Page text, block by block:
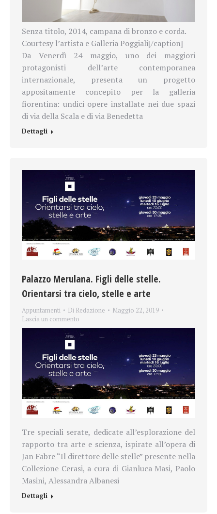
Senza titolo, 2014, campana di bronzo e corda.
Courtesy l’artista e Galleria Poggiali[/caption]
Da Venerdì 24 maggio, uno dei maggiori
protagonisti dell’arte contemporanea
internazionale, presenta un progetto
appositamente concepito per la galleria
fiorentina: undici opere installate nei due spazi
di via della Scala e di via Benedetta
Dettagli
Palazzo Merulana. Figli delle stelle.
Orientarsi tra cielo, stelle e arte
Appuntamenti Di Redazione
Maggio 22, 2019
Lascia un commento
Tre speciali serate, dedicate all’esplorazione del
rapporto tra arte e scienza, ispirate all’opera di
Jan Fabre “Il direttore delle stelle” presente nella
Collezione Cerasi, a cura di Gianluca Masi, Paolo
Masini, Alessandra Albanesi
Dettagli